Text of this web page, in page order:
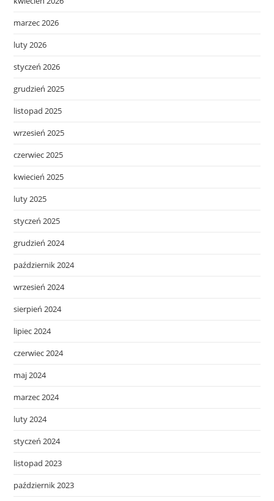
marzec 2026
luty 2026
styczeń 2026
grudzień 2025
listopad 2025
wrzesień 2025
czerwiec 2025
kwiecień 2025
luty 2025
styczeń 2025
grudzień 2024
październik 2024
wrzesień 2024
sierpień 2024
lipiec 2024
czerwiec 2024
maj 2024
marzec 2024
luty 2024
styczeń 2024
listopad 2023
październik 2023